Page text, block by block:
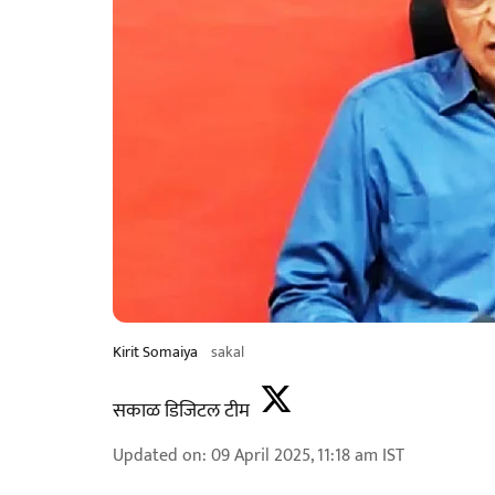
Kirit Somaiya sakal
सकाळ डिजिटल टीम
Updated on:09 April 2025, 11:18 am IST